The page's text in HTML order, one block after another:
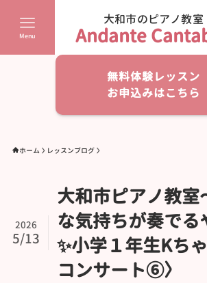
大和市のピアノ教室
Andante
Menu
無料体験レッスン
お申込みはこちら
ホーム レッスンブログ
大和市ピアノ教室
な気持ちが奏でる
✨️小学１年生Kち
コンサート⑥〉
2026
5/13